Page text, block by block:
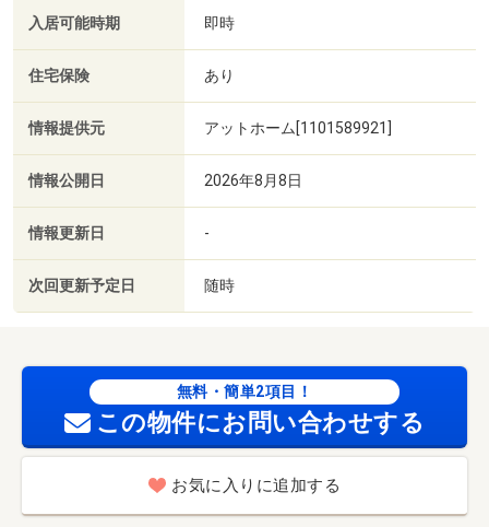
入居可能時期 即時
住宅保険 あり
情報提供元 アットホーム[1101589921]
情報公開日 2026年8月8日
情報更新日 -
次回更新予定日 随時
無料・簡単2項目！
この物件にお問い合わせする
お気に入りに追加する